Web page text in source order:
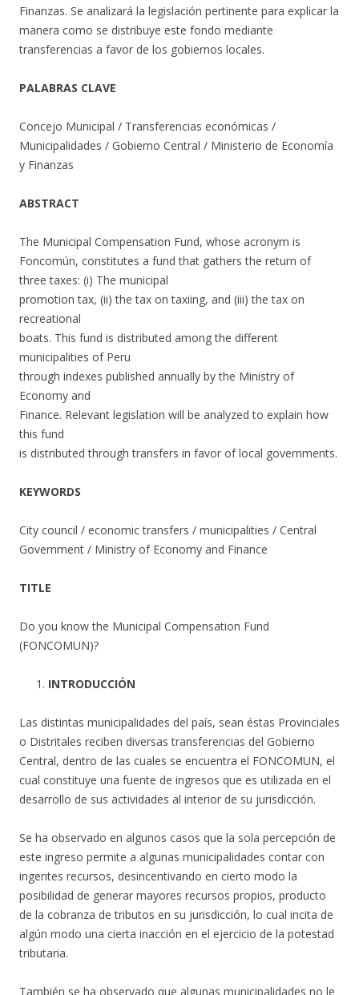
Finanzas. Se analizará la legislación pertinente para explicar la
manera como se distribuye este fondo mediante
transferencias a favor de los gobiernos locales.
PALABRAS CLAVE
Concejo Municipal / Transferencias económicas /
Municipalidades / Gobierno Central / Ministerio de Economía
y Finanzas
ABSTRACT
The Municipal Compensation Fund, whose acronym is
Foncomún, constitutes a fund that gathers the return of
three taxes: (i) The municipal
promotion tax, (ii) the tax on taxiing, and (iii) the tax on
recreational
boats. This fund is distributed among the different
municipalities of Peru
through indexes published annually by the Ministry of
Economy and
Finance. Relevant legislation will be analyzed to explain how
this fund
is distributed through transfers in favor of local governments.
KEYWORDS
City council / economic transfers / municipalities / Central
Government / Ministry of Economy and Finance
TITLE
Do you know the Municipal Compensation Fund
(FONCOMUN)?
INTRODUCCIÓN
Las distintas municipalidades del país, sean éstas Provinciales
o Distritales reciben diversas transferencias del Gobierno
Central, dentro de las cuales se encuentra el FONCOMUN, el
cual constituye una fuente de ingresos que es utilizada en el
desarrollo de sus actividades al interior de su jurisdicción.
Se ha observado en algunos casos que la sola percepción de
este ingreso permite a algunas municipalidades contar con
ingentes recursos, desincentivando en cierto modo la
posibilidad de generar mayores recursos propios, producto
de la cobranza de tributos en su jurisdicción, lo cual incita de
algún modo una cierta inacción en el ejercicio de la potestad
tributaria.
También se ha observado que algunas municipalidades no le